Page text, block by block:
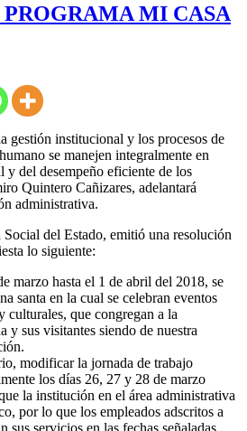
MI CASA
gestión institucional y los procesos de
se manejen integralmente en
y del desempeño eficiente de los
Quintero Cañizares, adelantará
administrativa.
del Estado, emitió una resolución
lo siguiente:
marzo hasta el 1 de abril del 2018, se
santa en la cual se celebran eventos
culturales, que congregan a la
y sus visitantes siendo de nuestra
modificar la jornada de trabajo
los días 26, 27 y 28 de marzo
la institución en el área administrativa
por lo que los empleados adscritos a
sus servicios en las fechas señaladas.